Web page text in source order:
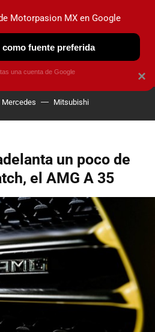
HOY NO CIRCULA
Mercedes Mitsubishi
un poco de
el AMG A 35
×
Motorpasion MX en Google
como fuente preferida
una cuenta de Google